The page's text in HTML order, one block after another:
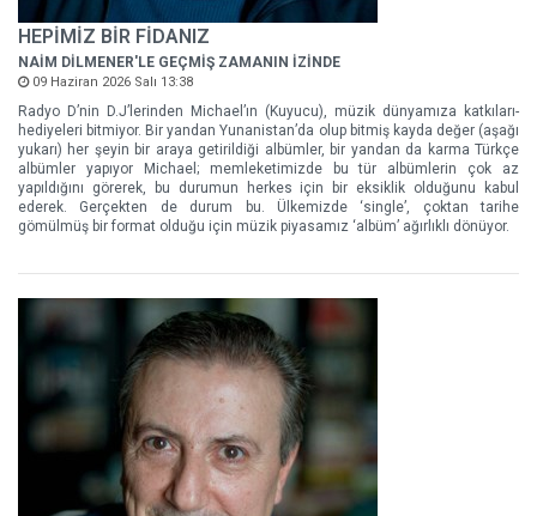
HEPİMİZ BİR FİDANIZ
NAİM DİLMENER'LE GEÇMİŞ ZAMANIN İZİNDE
09 Haziran 2026 Salı 13:38
Radyo D’nin D.J’lerinden Michael’ın (Kuyucu), müzik dünyamıza katkıları-
hediyeleri bitmiyor. Bir yandan Yunanistan’da olup bitmiş kayda değer (aşağı
yukarı) her şeyin bir araya getirildiği albümler, bir yandan da karma Türkçe
albümler yapıyor Michael; memleketimizde bu tür albümlerin çok az
yapıldığını görerek, bu durumun herkes için bir eksiklik olduğunu kabul
ederek. Gerçekten de durum bu. Ülkemizde ‘single’, çoktan tarihe
gömülmüş bir format olduğu için müzik piyasamız ‘albüm’ ağırlıklı dönüyor.